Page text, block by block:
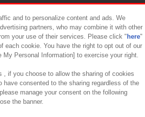
について カスタマーハラスメント対応方針
and to personalize content and ads. We
partners, who may combine it with other
your use of their services. Please click " here"
each cookie. You have the right to opt out of our
Personal Information] to exercise your right.
, if you choose to allow the sharing of cookies
have consented to the sharing regardless of the
manage your consent on the following
the banner.